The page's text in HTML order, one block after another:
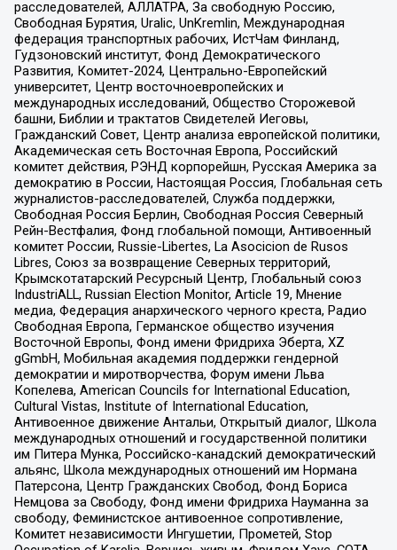
расследователей, АЛЛАТРА, За свободную Россию,
Свободная Бурятия, Uralic, UnKremlin, Международная
федерация транспортных рабочих, ИстЧам Финланд,
Гудзоновский институт, Фонд Демократического
Развития, Комитет-2024, Центрально-Европейский
университет, Центр восточноевропейских и
международных исследований, Общество Сторожевой
башни, Библии и трактатов Свидетелей Иеговы,
Гражданский Совет, Центр анализа европейской политики,
Академическая сеть Восточная Европа, Российский
комитет действия, РЭНД корпорейшн, Русская Америка за
демократию в России, Настоящая Россия, Глобальная сеть
журналистов-расследователей, Служба поддержки,
Свободная Россия Берлин, Свободная Россия Северный
Рейн-Вестфалия, Фонд глобальной помощи, Антивоенный
комитет России, Russie-Libertes, La Asocicion de Rusos
Libres, Союз за возвращение Северных территорий,
Крымскотатарский Ресурсный Центр, Глобальный союз
IndustriALL, Russian Election Monitor, Article 19, Мнение
медиа, Федерация анархического черного креста, Радио
Свободная Европа, Германское общество изучения
Восточной Европы, Фонд имени Фридриха Эберта, XZ
gGmbH, Мобильная академия поддержки гендерной
демократии и миротворчества, Форум имени Льва
Копелева, American Councils for International Education,
Cultural Vistas, Institute of International Education,
Антивоенное движение Антальи, Открытый диалог, Школа
международных отношений и государственной политики
им Питера Мунка, Российско-канадский демократический
альянс, Школа международных отношений им Нормана
Патерсона, Центр Гражданских Свобод, Фонд Бориса
Немцова за Свободу, Фонд имени Фридриха Науманна за
свободу, Феминистское антивоенное сопротивление,
Комитет независимости Ингушетии, Прометей, Stop